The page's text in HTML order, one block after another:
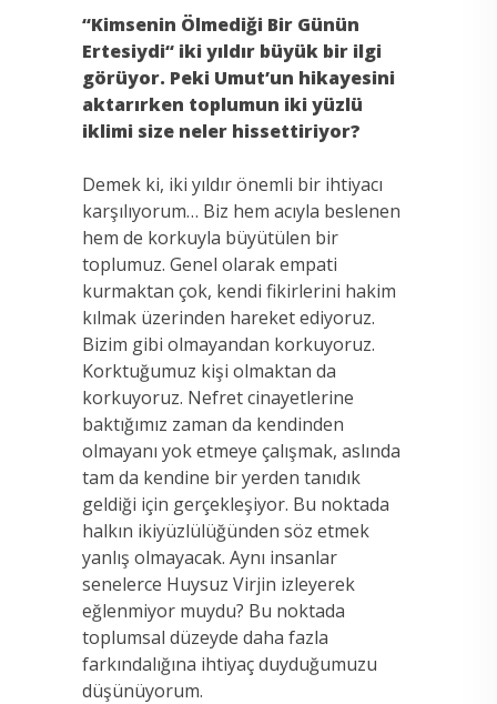
“Kimsenin Ölmediği Bir Günün
Ertesiydi“ iki yıldır büyük bir ilgi
görüyor. Peki Umut’un hikayesini
aktarırken toplumun iki yüzlü
iklimi size neler hissettiriyor?
Demek ki, iki yıldır önemli bir ihtiyacı
karşılıyorum… Biz hem acıyla beslenen
hem de korkuyla büyütülen bir
toplumuz. Genel olarak empati
kurmaktan çok, kendi fikirlerini hakim
kılmak üzerinden hareket ediyoruz.
Bizim gibi olmayandan korkuyoruz.
Korktuğumuz kişi olmaktan da
korkuyoruz. Nefret cinayetlerine
baktığımız zaman da kendinden
olmayanı yok etmeye çalışmak, aslında
tam da kendine bir yerden tanıdık
geldiği için gerçekleşiyor. Bu noktada
halkın ikiyüzlülüğünden söz etmek
yanlış olmayacak. Aynı insanlar
senelerce Huysuz Virjin izleyerek
eğlenmiyor muydu? Bu noktada
toplumsal düzeyde daha fazla
farkındalığına ihtiyaç duyduğumuzu
düşünüyorum.